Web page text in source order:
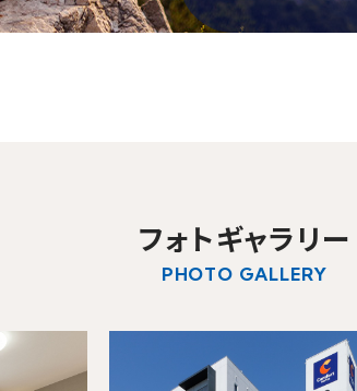
Close
（1室あた
り）フォトギャラリー
PHOTO GALLERY